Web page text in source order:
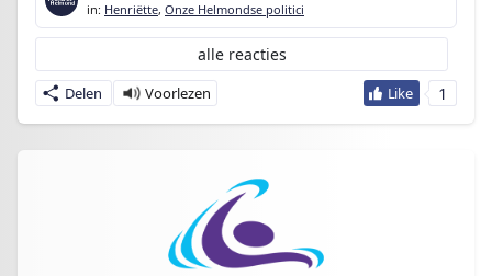
in: Henriëtte, Onze Helmondse politici
1
Delen
alle reacties